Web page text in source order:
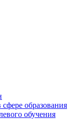
образования
обучения